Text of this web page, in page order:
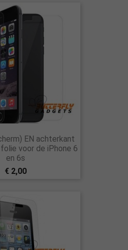
EN achterkant
voor de iPhone 6
en 6s
€ 2,00